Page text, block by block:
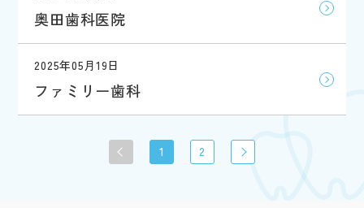
奥田歯科医院
2025年05月19日
ファミリー歯科
1 2